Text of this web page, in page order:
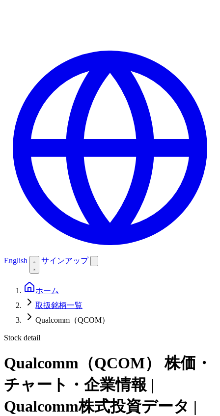
English サインアップ
ホーム
取扱銘柄一覧
Qualcomm（QCOM）
Stock detail
Qualcomm（QCOM）
株価・
チャート・企業情報 |
Qualcomm株式投資データ |